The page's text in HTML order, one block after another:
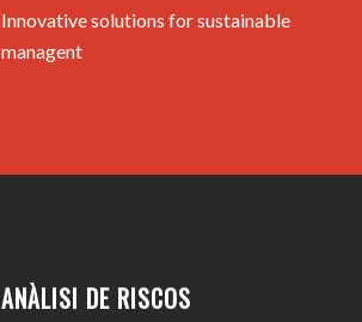
Innovative solutions for sustainable
managent
ANÀLISI DE RISCOS